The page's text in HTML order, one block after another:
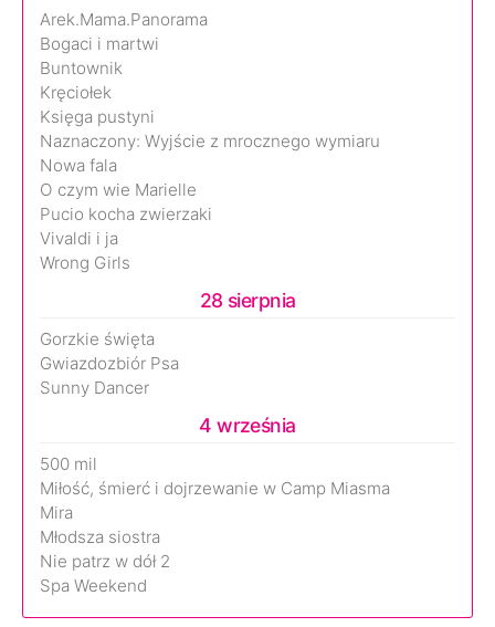
Arek.Mama.Panorama
Bogaci i martwi
Buntownik
Kręciołek
Księga pustyni
Naznaczony: Wyjście z mrocznego wymiaru
Nowa fala
O czym wie Marielle
Pucio kocha zwierzaki
Vivaldi i ja
Wrong Girls
28 sierpnia
Gorzkie święta
Gwiazdozbiór Psa
Sunny Dancer
4 września
500 mil
Miłość, śmierć i dojrzewanie w Camp Miasma
Mira
Młodsza siostra
Nie patrz w dół 2
Spa Weekend